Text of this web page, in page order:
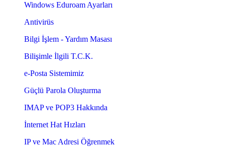
Windows Eduroam Ayarları
Antivirüs
Bilgi İşlem - Yardım Masası
Bilişimle İlgili T.C.K.
e-Posta Sistemimiz
Güçlü Parola Oluşturma
IMAP ve POP3 Hakkında
İnternet Hat Hızları
IP ve Mac Adresi Öğrenmek